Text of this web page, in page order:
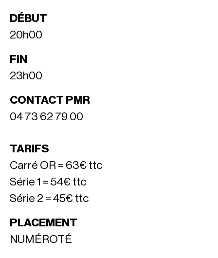
DÉBUT
20h00
FIN
23h00
CONTACT PMR
04 73 62 79 00
TARIFS
Carré OR = 63€ ttc
Série 1 = 54€ ttc
Série 2 = 45€ ttc
PLACEMENT
NUMÉROTÉ